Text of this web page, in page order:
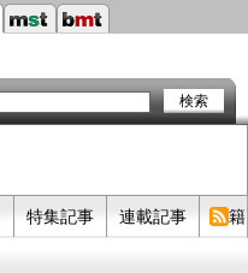
特集記事 連載記事 書